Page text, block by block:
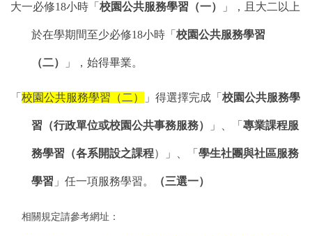
大一必修18小時「 校園公共服務學習（一） 」，且大二以上
於在學期間至少必修18小時「 校園公共服務學習
（二） 」，始得畢業。
「 校園公共服務學習（二） 」得選擇完成「 校園公共服務學
習（行政單位或校園公共事務服務） 」、「 專業課程服
務學習（各系開設之課程）」、「 學生社團與社區服務
學習 」任一項服務學習。 （三選一）
相關規定請參考網址：